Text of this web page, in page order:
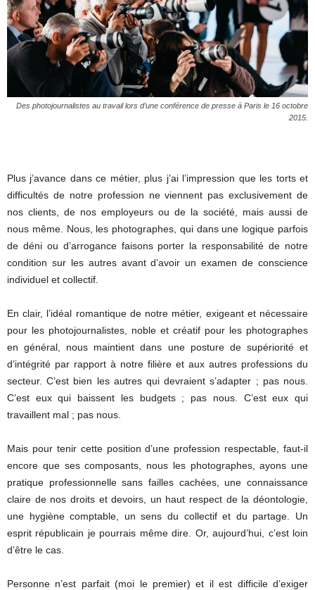
Des photojournalistes au travail lors d’une conférence de presse à Paris le 16 octobre
2015.
Plus j’avance dans ce métier, plus j’ai l’impression que les torts et
difficultés de notre profession ne viennent pas exclusivement de
nos clients, de nos employeurs ou de la société, mais aussi de
nous même. Nous, les photographes, qui dans une logique parfois
de déni ou d’arrogance faisons porter la responsabilité de notre
condition sur les autres avant d’avoir un examen de conscience
individuel et collectif.
En clair, l’idéal romantique de notre métier, exigeant et nécessaire
pour les photojournalistes, noble et créatif pour les photographes
en général, nous maintient dans une posture de supériorité et
d’intégrité par rapport à notre filière et aux autres professions du
secteur. C’est bien les autres qui devraient s’adapter ; pas nous.
C’est eux qui baissent les budgets ; pas nous. C’est eux qui
travaillent mal ; pas nous.
Mais pour tenir cette position d’une profession respectable, faut-il
encore que ses composants, nous les photographes, ayons une
pratique professionnelle sans failles cachées, une connaissance
claire de nos droits et devoirs, un haut respect de la déontologie,
une hygiène comptable, un sens du collectif et du partage. Un
esprit républicain je pourrais même dire. Or, aujourd’hui, c’est loin
d’être le cas.
Personne n’est parfait (moi le premier) et il est difficile d’exiger